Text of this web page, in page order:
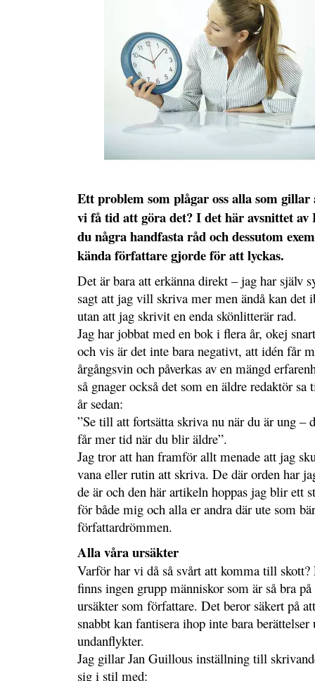
Ett problem som plågar oss alla som
vi få tid att göra det? I det här avsnittet
du några handfasta råd och dessutom
kända författare gjorde för att lyckas.
Det är bara att erkänna direkt – jag har själv
sagt att jag vill skriva mer men ändå kan det
utan att jag skrivit en enda skönlitterär rad.
Jag har jobbat med en bok i flera år, okej
och vis är det inte bara negativt, att idén får
årgångsvin och påverkas av en mängd
så gnager också det som en äldre redaktör
år sedan:
”Se till att fortsätta skriva nu när du är ung –
får mer tid när du blir äldre”.
Jag tror att han framför allt menade att jag
vana eller rutin att skriva. De där orden har
de är och den här artikeln hoppas jag blir ett
för både mig och alla er andra där ute som
författardrömmen.
Alla våra ursäkter
Varför har vi då så svårt att komma till skott?
finns ingen grupp människor som är så bra
ursäkter som författare. Det beror säkert på
snabbt kan fantisera ihop inte bara berättelser
undanflykter.
Jag gillar Jan Guillous inställning till
sig i stil med: